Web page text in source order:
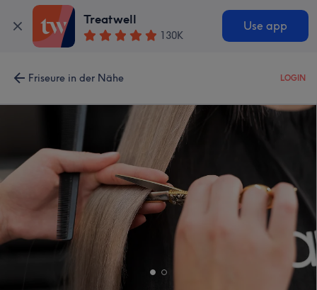
Treatwell
130K
Use app
Friseure in der Nähe LOGIN